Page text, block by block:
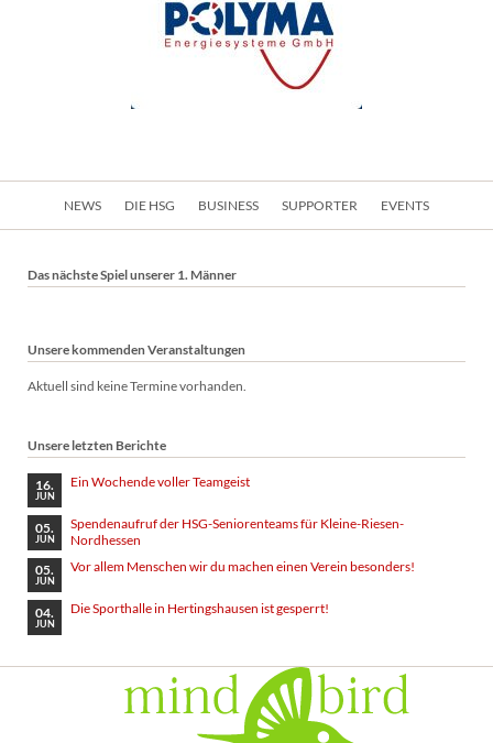
NEWS DIE HSG BUSINESS SUPPORTER EVENTS
Das nächste Spiel unserer 1. Männer
Unsere kommenden Veranstaltungen
Aktuell sind keine Termine vorhanden.
Unsere letzten Berichte
16.
JUN
Ein Wochende voller Teamgeist
05.
JUN
Spendenaufruf der HSG-Seniorenteams für Kleine-Riesen-
Nordhessen
05.
JUN
Vor allem Menschen wir du machen einen Verein besonders!
04.
JUN
Die Sporthalle in Hertingshausen ist gesperrt!